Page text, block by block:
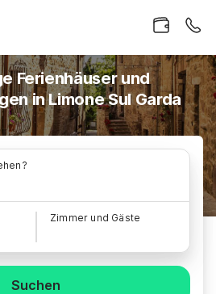
Ferienhäuser und
in Limone Sul Garda
Zimmer und Gäste
Suchen